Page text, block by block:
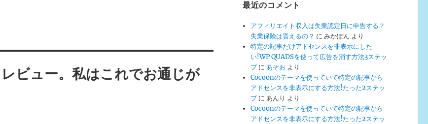
ビュー。私はこれでお通じが
最近のコメント
アフィリエイト収入は失業認定日に申告する？
失業保険は貰えるの？ にみかぽん より
特定の記事だけアドセンスを非表示にした
い!WP QUADSを使って広告を消す方法3ステッ
プにあそお より
Cocoonのテーマを使っていて特定の記事から
アドセンスを非表示にする方法!たった2ステッ
プにあんり より
Cocoonのテーマを使っていて特定の記事から
アドセンスを非表示にする方法!たった2ステッ